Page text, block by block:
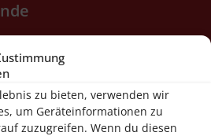
zu bieten, verwenden wir
um Geräteinformationen zu
zuzugreifen. Wenn du diesen
Str. 17